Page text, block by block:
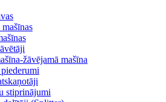
žāvējamā mašīna
stiprinājumi